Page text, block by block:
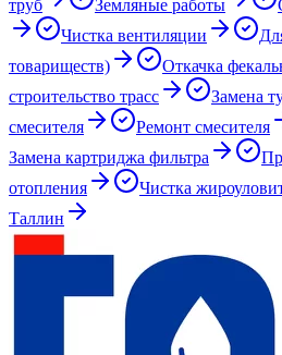
труб Земляные работы
Чистка вентиляции
товариществ)
Откачка
строительство трасс
Замена
смесителя
Ремонт смесителя
Замена картриджа фильтра
отопления
Чистка
Таллин